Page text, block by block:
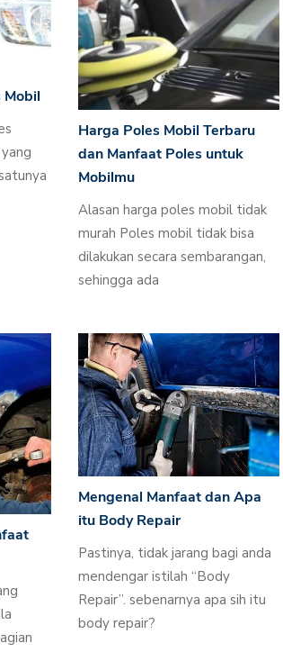
Mobil
Harga Poles Mobil Terbaru
dan Manfaat Poles untuk
Mobilmu
Alasan harga poles mobil tidak
murah Poles mobil tidak bisa
dilakukan secara sembarangan,
sehingga ada
Mengenal Manfaat dan Apa
itu Body Repair
Pastinya, tidak jarang bagi anda
mendengar istilah “Body
Repair”. sebenarnya apa sih itu
body repair?